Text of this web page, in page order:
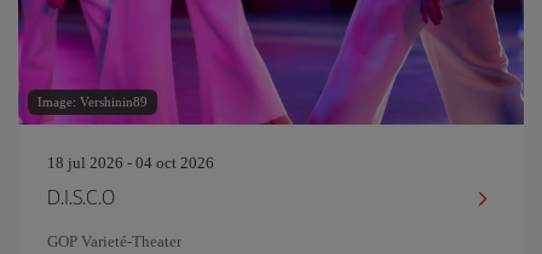
Image: Vershinin89
18 jul 2026 - 04 oct 2026
D.I.S.C.O
GOP Varieté-Theater